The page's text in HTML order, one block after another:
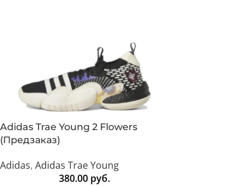
Adidas Trae Young 2 Flowers
(Предзаказ)
Adidas, Adidas Trae Young
380.00 руб.